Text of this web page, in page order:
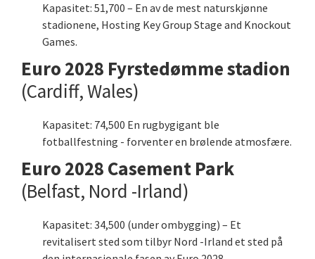
Kapasitet: 51,700 – En av de mest naturskjønne
stadionene, Hosting Key Group Stage and Knockout
Games.
Euro 2028 Fyrstedømme stadion
(Cardiff, Wales)
Kapasitet: 74,500 En rugbygigant ble
fotballfestning - forventer en brølende atmosfære.
Euro 2028 Casement Park
(Belfast, Nord -Irland)
Kapasitet: 34,500 (under ombygging) – Et
revitalisert sted som tilbyr Nord -Irland et sted på